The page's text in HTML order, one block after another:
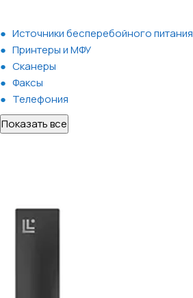
Источники бесперебойного питания
Принтеры и МФУ
Сканеры
Факсы
Телефония
Показать все